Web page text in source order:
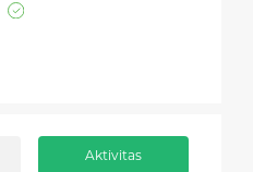
Aktivitas